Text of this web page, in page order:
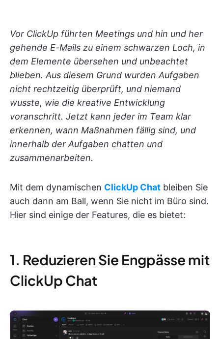
Vor ClickUp führten Meetings und hin und her
gehende E-Mails zu einem schwarzen Loch, in
dem Elemente übersehen und unbeachtet
blieben. Aus diesem Grund wurden Aufgaben
nicht rechtzeitig überprüft, und niemand
wusste, wie die kreative Entwicklung
voranschritt. Jetzt kann jeder im Team klar
erkennen, wann Maßnahmen fällig sind, und
innerhalb der Aufgaben chatten und
zusammenarbeiten.
Mit dem dynamischen ClickUp Chat bleiben Sie
auch dann am Ball, wenn Sie nicht im Büro sind.
Hier sind einige der Features, die es bietet:
1. Reduzieren Sie Engpässe mit
ClickUp Chat